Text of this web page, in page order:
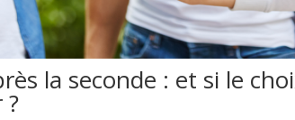
la seconde : et si le